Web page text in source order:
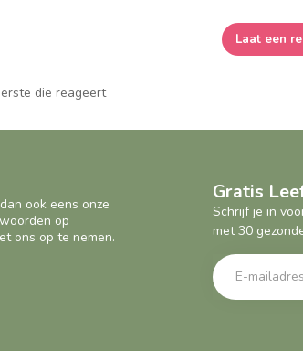
Laat een
die reageert
ook eens onze
op
ons op te nemen.
Gratis
Schrijf je in
met 30